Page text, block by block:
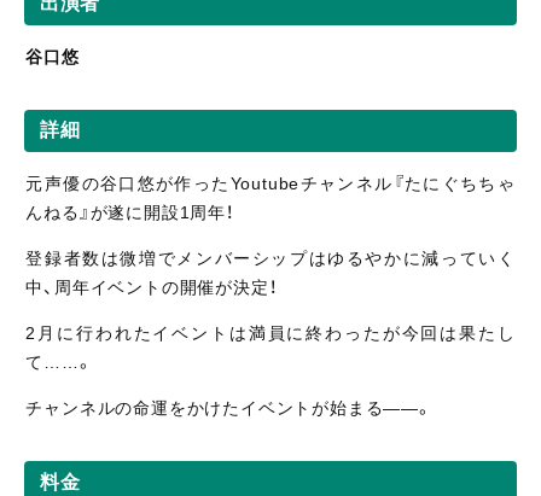
谷口悠
詳細
元声優の谷口悠が作ったYoutubeチャンネル『たにぐちちゃ
んねる』が遂に開設1周年！
登録者数は微増でメンバーシップはゆるやかに減っていく
中、周年イベントの開催が決定！
2月に行われたイベントは満員に終わったが今回は果たし
て……。
チャンネルの命運をかけたイベントが始まる――。
料金